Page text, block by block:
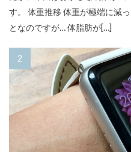
す。 体重推移 体重が極端に減
となのですが… 体脂肪が[…]